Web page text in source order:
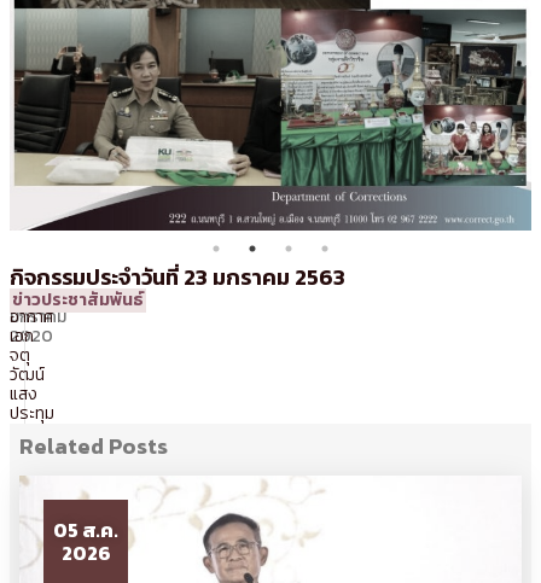
กิจกรรมประจำวันที่ 23 มกราคม 2563
24
มกราคม
2020
08:41 น.
โดย
จ่า
อากาศ
เอก
จตุ
วัฒน์
แสง
ประทุม
ข่าวประชาสัมพันธ์
Related Posts
05 ส.ค.
2026